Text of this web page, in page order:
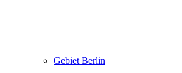
Gebiet Berlin